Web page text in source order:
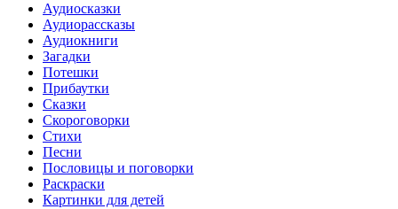
Аудиосказки
Аудиорассказы
Аудиокниги
Загадки
Потешки
Прибаутки
Сказки
Скороговорки
Стихи
Песни
Пословицы и поговорки
Раскраски
Картинки для детей